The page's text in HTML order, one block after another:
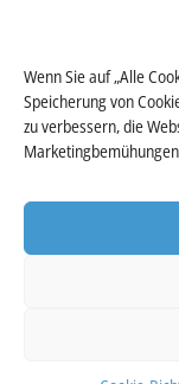
Wenn Sie auf „Alle
Speicherung von
zu verbessern, die